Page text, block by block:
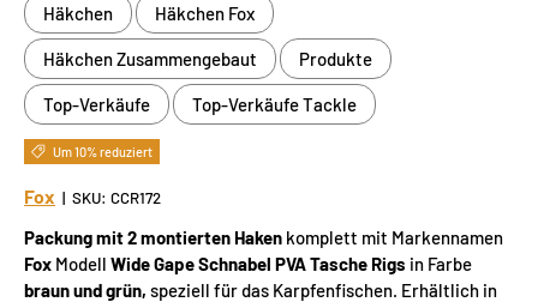
Häkchen Häkchen Fox
Häkchen Zusammengebaut Produkte
Top-Verkäufe Top-Verkäufe Tackle
Um 10% reduziert
Fox | SKU: CCR172
Packung mit 2 montierten Haken komplett mit Markennamen
Fox Modell Wide Gape Schnabel PVA Tasche Rigs in Farbe
braun und grün, speziell für das Karpfenfischen. Erhältlich in